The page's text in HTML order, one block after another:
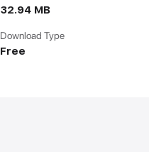
32.94 MB
Download Type
Free